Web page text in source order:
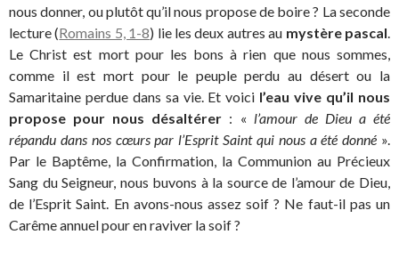
nous donner, ou plutôt qu’il nous propose de boire ? La seconde
lecture (Romains 5, 1-8) lie les deux autres au mystère pascal.
Le Christ est mort pour les bons à rien que nous sommes,
comme il est mort pour le peuple perdu au désert ou la
Samaritaine perdue dans sa vie. Et voici l’eau vive qu’il nous
propose pour nous désaltérer : « l’amour de Dieu a été
répandu dans nos cœurs par l’Esprit Saint qui nous a été donné ».
Par le Baptême, la Confirmation, la Communion au Précieux
Sang du Seigneur, nous buvons à la source de l’amour de Dieu,
de l’Esprit Saint. En avons-nous assez soif ? Ne faut-il pas un
Carême annuel pour en raviver la soif ?